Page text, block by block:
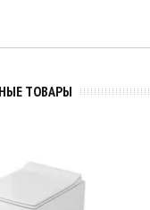
ТОВАРЫ